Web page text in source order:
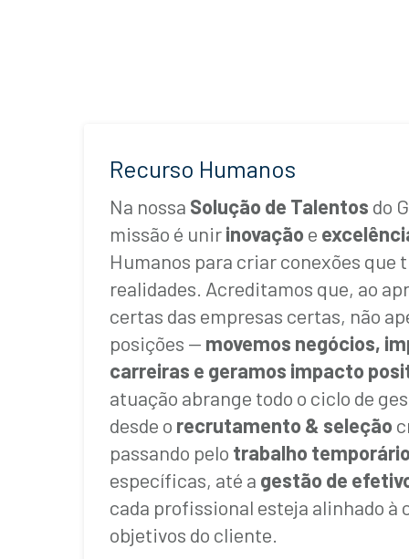
Recurso Humanos
Na nossa Solução de Talentos do
missão é unirinovação e
Humanos para criar conexões que
realidades. Acreditamos que, ao
certas das empresas certas, não
posições — movemos negócios,
carreiras e geramos impacto
atuação abrange todo o ciclo de
desde o recrutamento & seleção
passando pelo trabalho
específicas, até a gestão de
cada profissional esteja alinhado à
objetivos do cliente.